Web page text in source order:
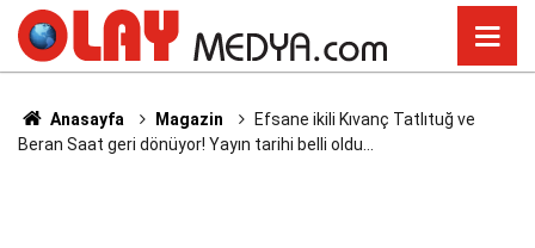
Anasayfa Magazin
Efsane ikili Kıvanç Tatlıtuğ ve
Beran Saat geri dönüyor! Yayın tarihi belli oldu...